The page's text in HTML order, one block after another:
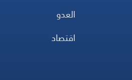
العدو
اقتصاد